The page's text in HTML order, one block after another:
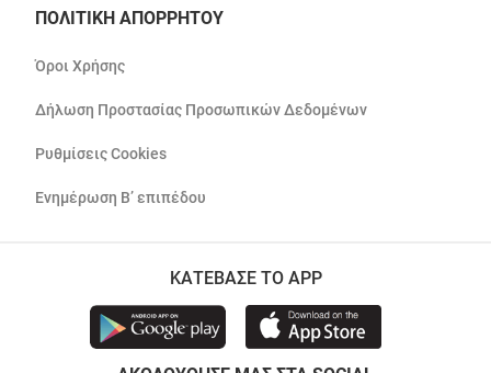
ΠΟΛΙΤΙΚΗ ΑΠΟΡΡΗΤΟΥ
Όροι Χρήσης
Δήλωση Προστασίας Προσωπικών Δεδομένων
Ρυθμίσεις Cookies
Ενημέρωση Β’ επιπέδου
ΚΑΤΕΒΑΣΕ ΤΟ APP